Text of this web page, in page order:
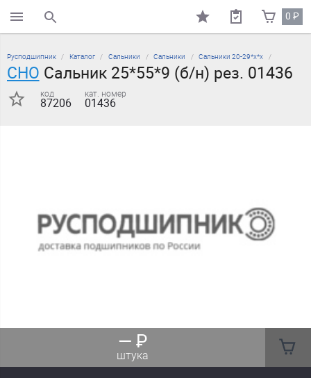
поиск по каталогу 0₽
Русподшипник Каталог Сальники Сальники Сальники 20-29*х*х
CHO Сальник 25*55*9 (б/н) рез. 01436
код
87206
кат. номер
01436
— ₽
штука